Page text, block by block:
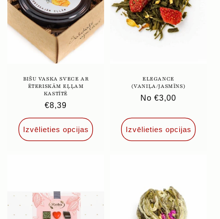
BIŠU VASKA SVECE AR
ĒTERISKĀM EĻĻAM
KASTĪTĒ
Parastā
cena
€8,39
Izvēlieties opcijas
ELEGANCE
(VANIĻA/JASMĪNS)
Parastā
No €3,00
Izvēlieties opcijas